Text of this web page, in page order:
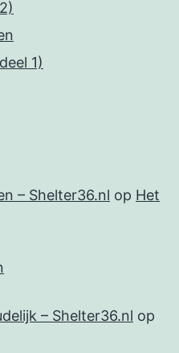
1)
– Shelter36.nl op Het
– Shelter36.nl op